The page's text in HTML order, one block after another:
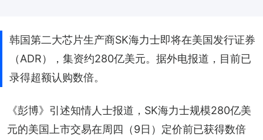
韩国第二大芯片生产商SK海力士即将在美国发行证券
（ADR），集资约280亿美元。据外电报道，目前已
录得超额认购数倍。
《彭博》引述知情人士报道，SK海力士规模280亿美
元的美国上市交易在周四（9日）定价前已获得数倍